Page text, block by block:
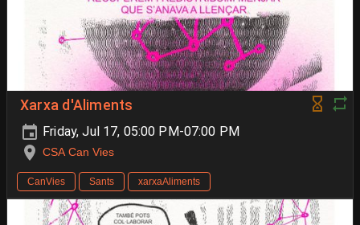
Xarxa d'Aliments
Friday, Jul 17, 05:00 PM-07:00 PM
CSA Can Vies
CanVies Sants xarxaAliments